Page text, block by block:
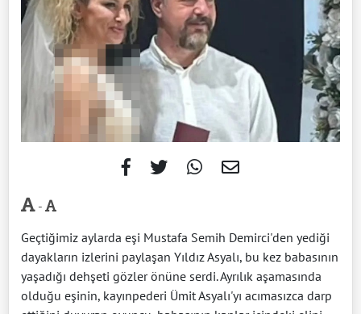
-
Geçtiğimiz aylarda eşi Mustafa Semih Demirci'den yediği
dayakların izlerini paylaşan Yıldız Asyalı, bu kez babasının
yaşadığı dehşeti gözler önüne serdi. Ayrılık aşamasında
olduğu eşinin, kayınpederi Ümit Asyalı'yı acımasızca darp